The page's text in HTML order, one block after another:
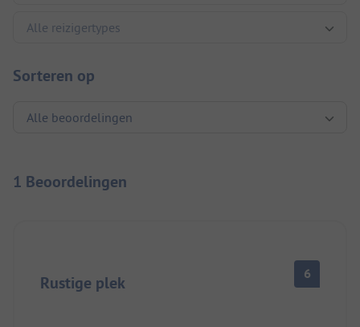
Sorteren op
1 Beoordelingen
Rustige plek 6